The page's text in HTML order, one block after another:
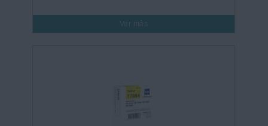
Ver más